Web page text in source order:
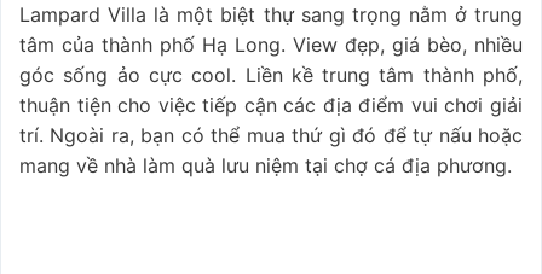
Lampard Villa là một biệt thự sang trọng nằm ở trung
tâm của thành phố Hạ Long. View đẹp, giá bèo, nhiều
góc sống ảo cực cool. Liền kề trung tâm thành phố,
thuận tiện cho việc tiếp cận các địa điểm vui chơi giải
trí. Ngoài ra, bạn có thể mua thứ gì đó để tự nấu hoặc
mang về nhà làm quà lưu niệm tại chợ cá địa phương.